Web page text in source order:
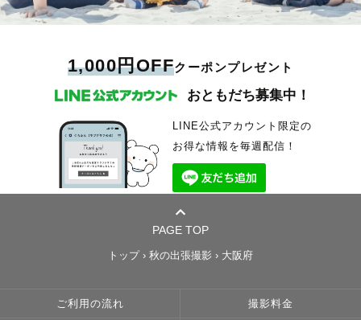
1,000円OFFクーポンプレゼント
おともだち募集中！
LINE公式アカウント限定の
お得な情報を毎週配信！
PAGE TOP
トップ › 秋の出張撮影 › 大阪府
ご利用の流れ 撮影料金